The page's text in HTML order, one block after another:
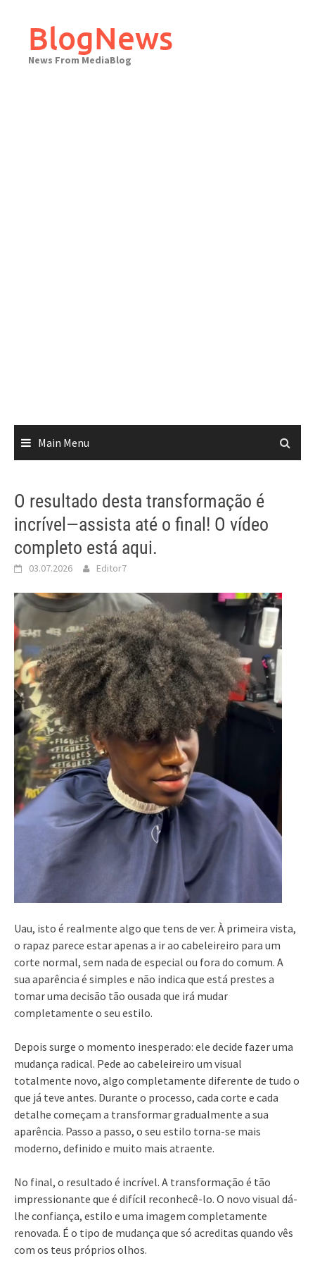
contentBlogNews
News From MediaBlog
Main Menu
O resultado desta transformação é
incrível—assista até o final! O vídeo
completo está aqui.
03.07.2026 Editor7
Uau, isto é realmente algo que tens de ver. À primeira vista,
o rapaz parece estar apenas a ir ao cabeleireiro para um
corte normal, sem nada de especial ou fora do comum. A
sua aparência é simples e não indica que está prestes a
tomar uma decisão tão ousada que irá mudar
completamente o seu estilo.
Depois surge o momento inesperado: ele decide fazer uma
mudança radical. Pede ao cabeleireiro um visual
totalmente novo, algo completamente diferente de tudo o
que já teve antes. Durante o processo, cada corte e cada
detalhe começam a transformar gradualmente a sua
aparência. Passo a passo, o seu estilo torna-se mais
moderno, definido e muito mais atraente.
No final, o resultado é incrível. A transformação é tão
impressionante que é difícil reconhecê-lo. O novo visual dá-
lhe confiança, estilo e uma imagem completamente
renovada. É o tipo de mudança que só acreditas quando vês
com os teus próprios olhos.